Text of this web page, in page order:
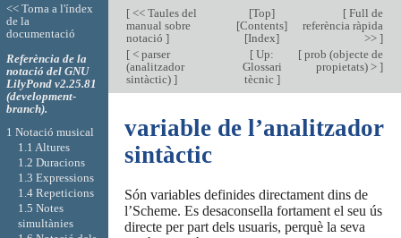
[<< Taules del
manual sobre
notació ]
[Top]
[Contents]
[Index]
[Full de
referència ràpida
>> ]
[< parser
(analitzador
sintàctic) ]
[ Up:
Glossari
tècnic ]
[prob (objecte de
propietats) > ]
variable de l’analitzador
sintàctic
Són variables definides directament dins de
l’Scheme. Es desaconsella fortament el seu ús
directe per part dels usuaris, perquè la seva
<< Torna a l'índex
de la
documentació
Referència de la
notació del GNU
LilyPond v2.25.81
(development-
branch).
1 Notació musical
1.1 Altures
1.2 Duracions
1.3 Expressions
1.4 Repeticions
1.5 Notes
simultànies